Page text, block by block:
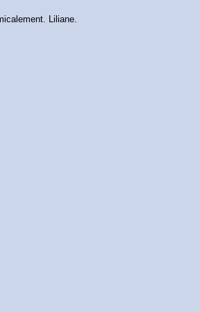
Liliane.